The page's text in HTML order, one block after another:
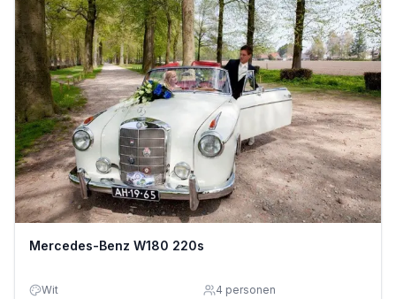
Mercedes-Benz W180 220s
Wit 4 personen